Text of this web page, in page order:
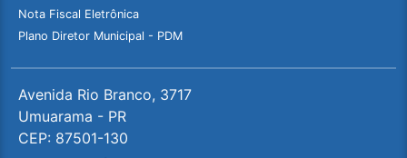
Nota Fiscal Eletrônica
Plano Diretor Municipal - PDM
Avenida Rio Branco, 3717
Umuarama - PR
CEP: 87501-130